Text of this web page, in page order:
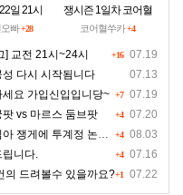
일 21시
수정본]
오빠+28
쟁시즌 1일차 코어혈
을 구하소서
코어혈쑤카+4
+16 07.19
] 교전 21시~24시
07.13
성 다시 시작됨니다
+7 07.19
세요 가입신입입니당~
+4 07.20
팟 vs 마르스 둠브팟
+4 08.03
게에 투계정 논란좀 만들지 마세요
+4 07.16
립니다.
+1 07.22
의 드려볼수 있을까요?